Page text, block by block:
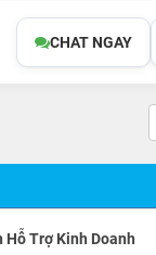
CHAT NGAY
Hỗ Trợ Kinh Doanh